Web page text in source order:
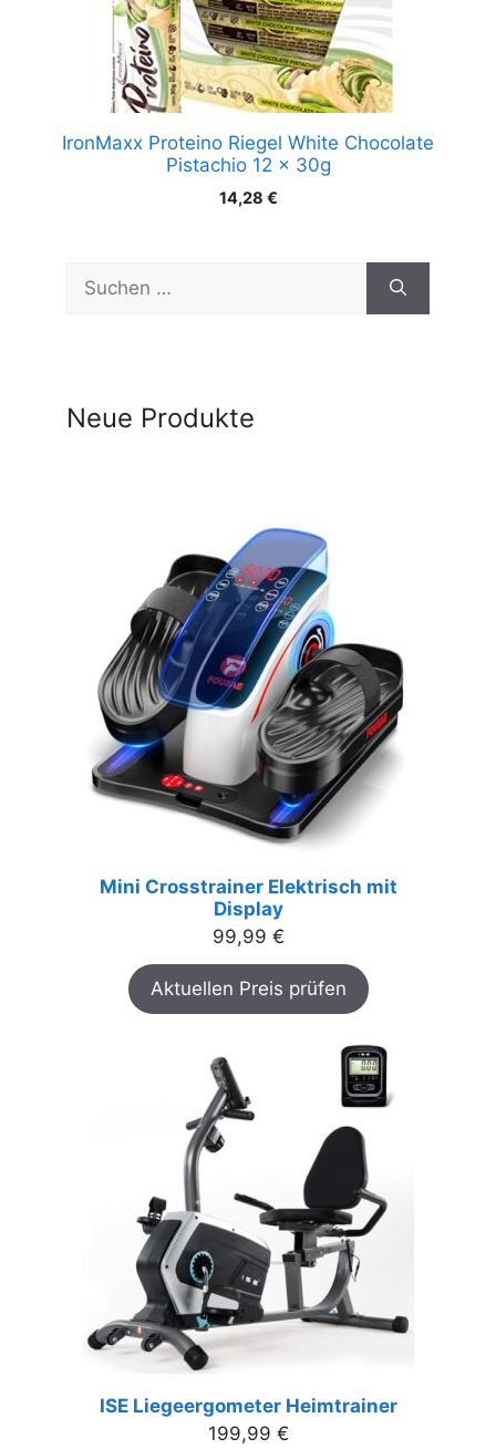
IronMaxx Proteino Riegel White Chocolate
Pistachio 12 x 30g
14,28 €
Suchen
nach:
Neue Produkte
Mini Crosstrainer Elektrisch mit
Display
99,99 €
Aktuellen Preis prüfen
ISE Liegeergometer Heimtrainer
199,99 €